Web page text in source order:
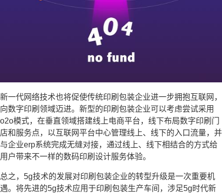
新一代网络技术也将促使传统印刷包装企业进一步拥抱互联网，
向数字印刷领域迈进。新型的印刷包装企业可以考虑尝试采用
o2o模式，在垂直领域搭建线上电商平台，线下布局数字印刷门
店和服务点，以互联网平台中心管理线上、线下的入口流量，并
与企业erp系统完成无缝对接，通过线上、线下相结合的方式给
用户带来不一样的数码印刷设计服务体验。
总之，5g技术的发展对印刷包装企业的转型升级是一次重要机
遇。将先进的5g技术应用于印刷包装生产车间，涉足5g时代新